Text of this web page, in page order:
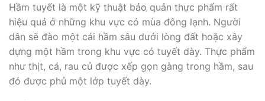
Hầm tuyết là một kỹ thuật bảo quản thực phẩm rất
hiệu quả ở những khu vực có mùa đông lạnh. Người
dân sẽ đào một cái hầm sâu dưới lòng đất hoặc xây
dựng một hầm trong khu vực có tuyết dày. Thực phẩm
như thịt, cá, rau củ được xếp gọn gàng trong hầm, sau
đó được phủ một lớp tuyết dày.